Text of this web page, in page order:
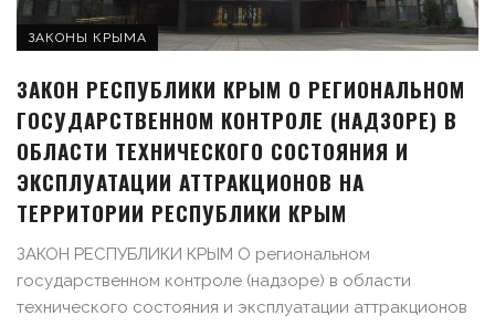
ЗАКОНЫ КРЫМА
ЗАКОН РЕСПУБЛИКИ КРЫМ О РЕГИОНАЛЬНОМ
ГОСУДАРСТВЕННОМ КОНТРОЛЕ (НАДЗОРЕ) В
ОБЛАСТИ ТЕХНИЧЕСКОГО СОСТОЯНИЯ И
ЭКСПЛУАТАЦИИ АТТРАКЦИОНОВ НА
ТЕРРИТОРИИ РЕСПУБЛИКИ КРЫМ
ЗАКОН РЕСПУБЛИКИ КРЫМ О региональном
государственном контроле (надзоре) в области
технического состояния и эксплуатации аттракционов